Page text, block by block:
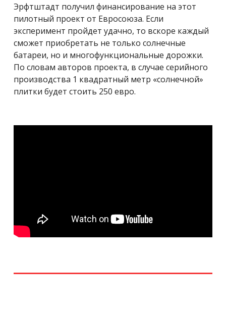
Эрфтштадт получил финансирование на этот
пилотный проект от Евросоюза. Если
эксперимент пройдет удачно, то вскоре каждый
сможет приобретать не только солнечные
батареи, но и многофункциональные дорожки.
По словам авторов проекта, в случае серийного
производства 1 квадратный метр «солнечной»
плитки будет стоить 250 евро.